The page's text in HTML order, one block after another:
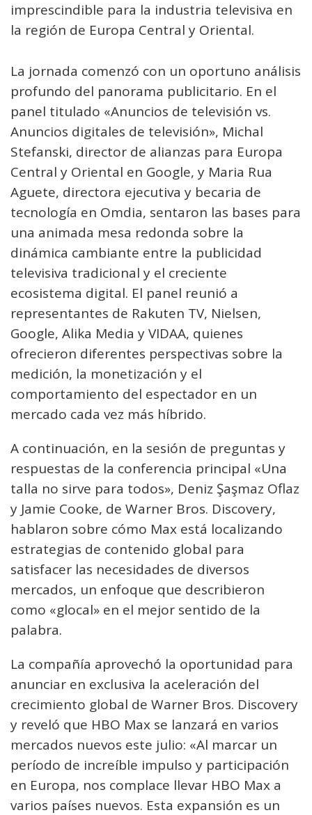
imprescindible para la industria televisiva en
la región de Europa Central y Oriental.
La jornada comenzó con un oportuno análisis
profundo del panorama publicitario. En el
panel titulado «Anuncios de televisión vs.
Anuncios digitales de televisión», Michal
Stefanski, director de alianzas para Europa
Central y Oriental en Google, y Maria Rua
Aguete, directora ejecutiva y becaria de
tecnología en Omdia, sentaron las bases para
una animada mesa redonda sobre la
dinámica cambiante entre la publicidad
televisiva tradicional y el creciente
ecosistema digital. El panel reunió a
representantes de Rakuten TV, Nielsen,
Google, Alika Media y VIDAA, quienes
ofrecieron diferentes perspectivas sobre la
medición, la monetización y el
comportamiento del espectador en un
mercado cada vez más híbrido.
A continuación, en la sesión de preguntas y
respuestas de la conferencia principal «Una
talla no sirve para todos», Deniz Şaşmaz Oflaz
y Jamie Cooke, de Warner Bros. Discovery,
hablaron sobre cómo Max está localizando
estrategias de contenido global para
satisfacer las necesidades de diversos
mercados, un enfoque que describieron
como «glocal» en el mejor sentido de la
palabra.
La compañía aprovechó la oportunidad para
anunciar en exclusiva la aceleración del
crecimiento global de Warner Bros. Discovery
y reveló que HBO Max se lanzará en varios
mercados nuevos este julio: «Al marcar un
período de increíble impulso y participación
en Europa, nos complace llevar HBO Max a
varios países nuevos. Esta expansión es un